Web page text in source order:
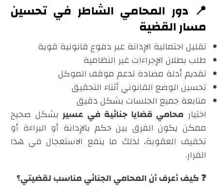
📍 دور المحامي الشاطر في تحسين
مسار القضية
تقليل احتمالية الإدانة عبر دفوع قانونية قوية
طلب بطلان الإجراءات غير النظامية
تقديم أدلة مضادة تدعم موقف الموكل
تحسين الوضع القانوني أثناء التحقيق
متابعة جميع الجلسات بشكل دقيق
اختيار محامي قضايا جنائية في عسيربشكل صحيح
ممكن يكون الفرق بين حكم بالإدانة أو البراءة أو
تخفيف العقوبة، لذلك ما ينفع الاستعجال في هذا
القرار.
❓ كيف أعرف أن المحامي الجنائي مناسب لقضيتي؟